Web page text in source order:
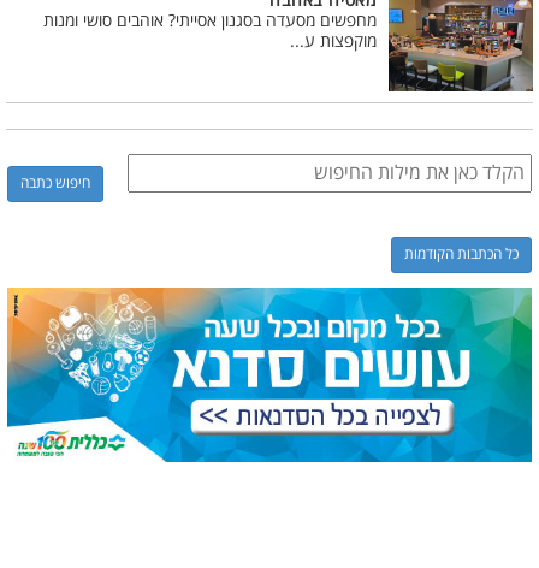
מחפשים מסעדה בסגנון אסייתי? אוהבים סושי ומנות
מוקפצות ע...
כל הכתבות הקודמות